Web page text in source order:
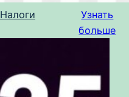
Налоги
Узнать
больше